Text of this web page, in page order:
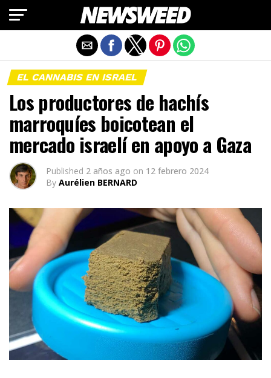
EL CANNABIS EN ISRAEL
Los productores de hachís
marroquíes boicotean el
mercado israelí en apoyo a Gaza
Published 2 años ago on 12 febrero 2024
By Aurélien BERNARD
Salir de la versión móvil